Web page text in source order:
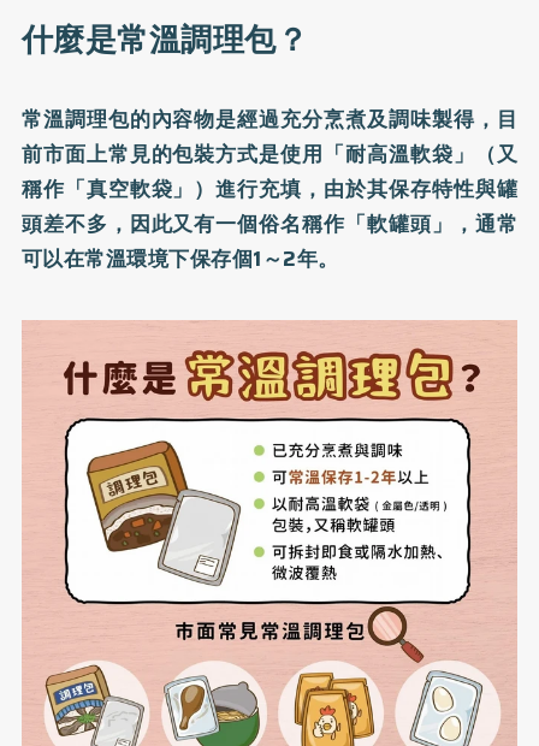
什麼是常溫調理包？
常溫調理包的內容物是經過充分烹煮及調味製得，目
前市面上常見的包裝方式是使用「耐高溫軟袋」（又
稱作「真空軟袋」）進行充填，由於其保存特性與罐
頭差不多，因此又有一個俗名稱作「軟罐頭」，通常
可以在常溫環境下保存個1～2年。